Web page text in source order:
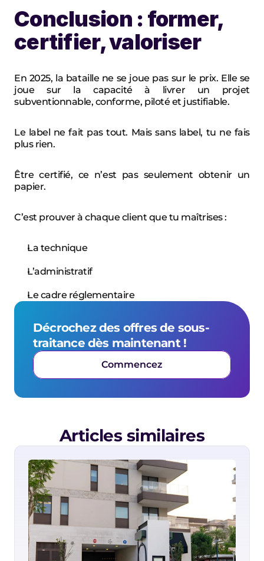
Décrochez des offres de sous-
traitance dès maintenant !
Commencez
Conclusion : former,
certifier, valoriser
En 2025, la bataille ne se joue pas sur le prix. Elle se
joue sur la capacité à livrer un projet
subventionnable, conforme, piloté et justifiable.
Le label ne fait pas tout. Mais sans label, tu ne fais
plus rien.
Être certifié, ce n’est pas seulement obtenir un
papier.
C’est prouver à chaque client que tu maîtrises :
La technique
L’administratif
Le cadre réglementaire
Articles similaires